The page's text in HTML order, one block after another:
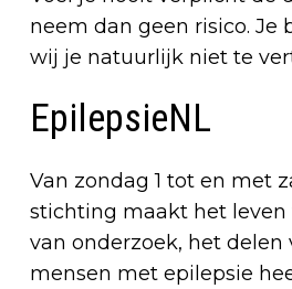
neem dan geen risico.
wij je natuurlijk niet te
EpilepsieNL
Van zondag 1 tot en met
stichting maakt het leven
van onderzoek, het
mensen met epilepsie